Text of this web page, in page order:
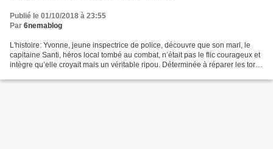
Publié le 01/10/2018 à 23:55
Par 6nemablog
L'histoire: Yvonne, jeune inspectrice de police, découvre que son mari, le
capitaine Santi, héros local tombé au combat, n’était pas le flic courageux et
intègre qu’elle croyait mais un véritable ripou. Déterminée à réparer les torts